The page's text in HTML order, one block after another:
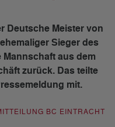
Deutsche Meister von
Sieger des
aus dem
zurück. Das teilte
mit.
BC EINTRACHT